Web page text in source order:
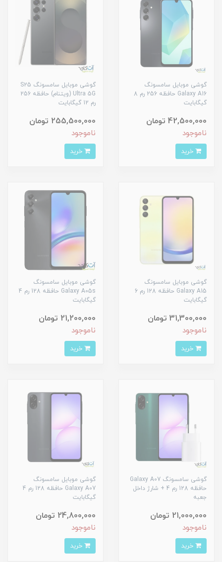
گوشی موبایل سامسونگ
Galaxy A16 حافظه 256 رم 8
گیگابایت
42,500,000 تومان
ناموجود
گوشی موبایل سامسونگ S25
Ultra 5G (ویتنام) حافظه 256
رم 12 گیگابایت
255,500,000 تومان
ناموجود
گوشی موبایل سامسونگ
Galaxy A15 حافظه 128 رم 6
گیگابایت
31,300,000 تومان
ناموجود
گوشی موبایل سامسونگ
Galaxy A05s حافظه 128 رم 4
گیگابایت
21,200,000 تومان
ناموجود
گوشی سامسونگ Galaxy A07
حافظه 128 رم 4 + شارژ داخل
جعبه
21,000,000 تومان
ناموجود
گوشی موبایل سامسونگ
Galaxy A07 حافظه 128 رم 4
گیگابایت
24,800,000 تومان
ناموجود